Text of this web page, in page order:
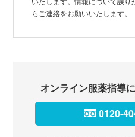
らご連絡をお願いいたします。
オンライン服薬指導
0120-